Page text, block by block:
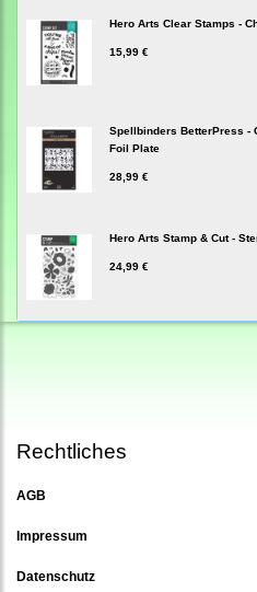
Hero Arts Clear Stamps -
15,99 €
Spellbinders BetterPress -
Foil Plate
28,99 €
Hero Arts Stamp & Cut -
24,99 €
Rechtliches
AGB
Impressum
Datenschutz